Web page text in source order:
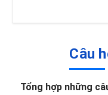
Câu
Tổng hợp những